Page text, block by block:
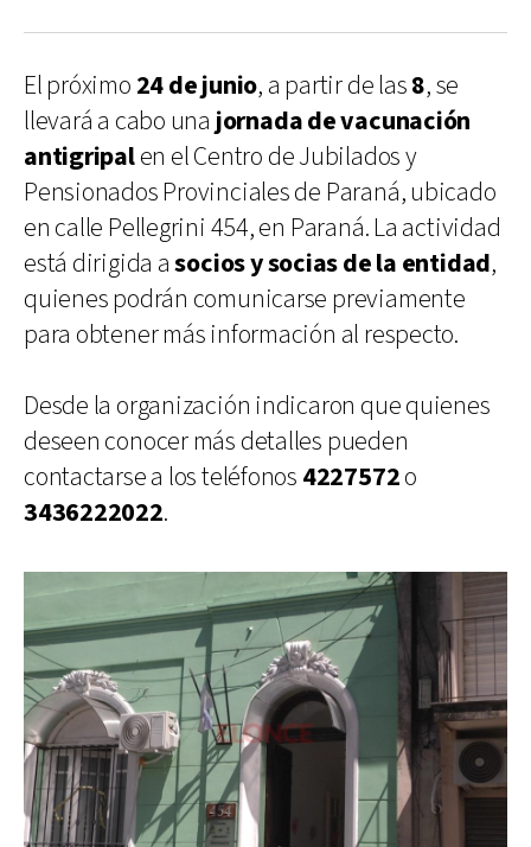
El próximo 24 de junio, a partir de las8, se
llevará a cabo una jornada de vacunación
antigripalen el Centro de Jubilados y
Pensionados Provinciales de Paraná, ubicado
en calle Pellegrini 454, en Paraná. La actividad
está dirigida asocios y socias de la entidad,
quienes podrán comunicarse previamente
para obtener más información al respecto.
Desde la organización indicaron que quienes
deseen conocer más detalles pueden
contactarse a los teléfonos 4227572o
3436222022.